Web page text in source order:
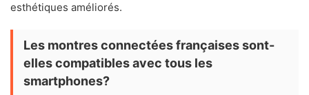
esthétiques améliorés.
Les montres connectées françaises sont-
elles compatibles avec tous les
smartphones?